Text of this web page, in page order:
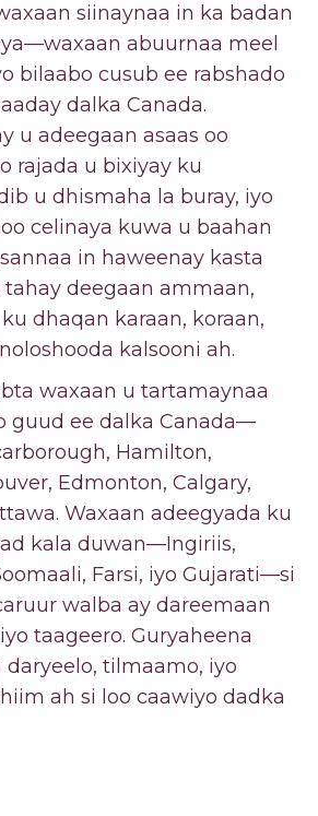
siinaynaa in ka badan
abuurnaa meel
bilaabo cusub ee rabshado
dalka Canada.
u adeegaan asaas oo
rajada u bixiyay ku
u dhismaha la buray, iyo
celinaya kuwa u baahan
in haweenay kasta
deegaan ammaan,
dhaqan karaan, koraan,
kalsooni ah.
waxaan u tartamaynaa
guud ee dalka Canada—
Hamilton,
Edmonton, Calgary,
Waxaan adeegyada ku
kala duwan—Ingiriis,
Farsi, iyo Gujarati—si
walba ay dareemaan
taageero. Guryaheena
tilmaamo, iyo
ah si loo caawiyo dadka